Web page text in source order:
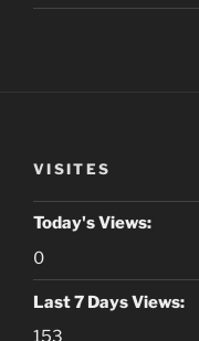
VISITES
Today's Views:
0
Last 7 Days Views:
153